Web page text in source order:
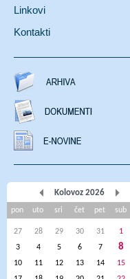
Linkovi
Kontakti
Kolovoz 2026
pon uto sri čet pet sub
27 28 29 30 31 1
3
4 5 6 7 8
10
11 12 13 14 15